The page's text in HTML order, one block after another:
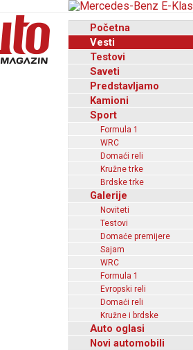
Početna
Vesti
Testovi
Saveti
Predstavljamo
Kamioni
Sport
Formula 1
WRC
Domaći reli
Kružne trke
Brdske trke
Galerije
Noviteti
Testovi
Domaće premijere
Sajam
WRC
Formula 1
Evropski reli
Domaći reli
Kružne i brdske
Auto oglasi
Novi automobili